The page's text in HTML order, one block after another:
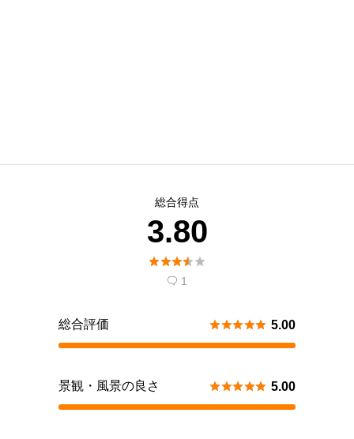
総合得点
3.80

 1
総合評価  5.00
景観・風景の良さ  5.00